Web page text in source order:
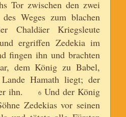
Tor zwischen den zwei
Weges zum blachen
Chaldäer Kriegsleute
ergriffen Zedekia im
fingen ihn und brachten
dem König zu Babel,
Hamath liegt; der
ihn.
6 Und der König
Zedekias vor seinen